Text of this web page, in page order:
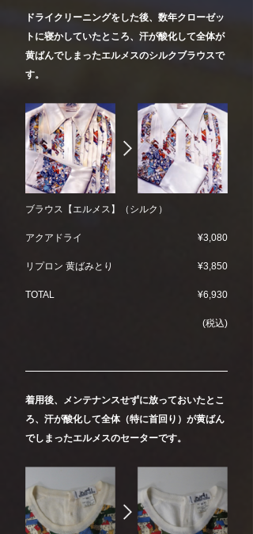
ドライクリーニングをした後、数年クローゼッ
トに寝かしていたところ、汗が酸化して全体が
黄ばんでしまったエルメスのシルクブラウスで
す。
ブラウス【エルメス】（シルク）
アクアドライ ¥3,080
リプロン 黄ばみとり ¥3,850
TOTAL ¥6,930
(税込)
着用後、メンテナンスせずに放っておいたとこ
ろ、汗が酸化して全体（特に首回り）が黄ばん
でしまったエルメスのセーターです。